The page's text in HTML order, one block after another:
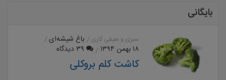
بایگانی
سبزی و صیفی کاری
باغ شیشه‌ای
۱۸ بهمن ۱۳۹۴
۳۹ دیدگاه
کاشت کلم بروکلی